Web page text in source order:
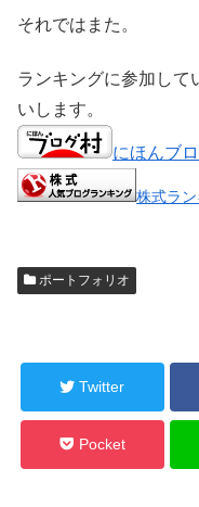
それではまた。
ランキングに参加して
いします。
にほんブ
株式ラ
ポートフォリオ
Twitter
Pocket